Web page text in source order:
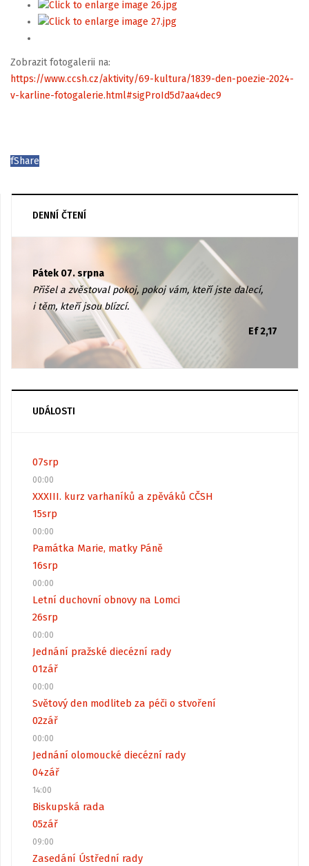
Zobrazit fotogalerii na:
https://www.ccsh.cz/aktivity/69-kultura/1839-den-poezie-2024-
v-karline-fotogalerie.html#sigProId5d7aa4dec9
fShare
DENNÍ ČTENÍ
Pátek 07. srpna
Přišel a zvěstoval pokoj, pokoj vám, kteří jste dalecí,
i těm, kteří jsou blízcí.
Ef 2,17
UDÁLOSTI
07srp
00:00
XXXIII. kurz varhaníků a zpěváků CČSH
15srp
00:00
Památka Marie, matky Páně
16srp
00:00
Letní duchovní obnovy na Lomci
26srp
00:00
Jednání pražské diecézní rady
01zář
00:00
Světový den modliteb za péči o stvoření
02zář
00:00
Jednání olomoucké diecézní rady
04zář
14:00
Biskupská rada
05zář
09:00
Zasedání Ústřední rady